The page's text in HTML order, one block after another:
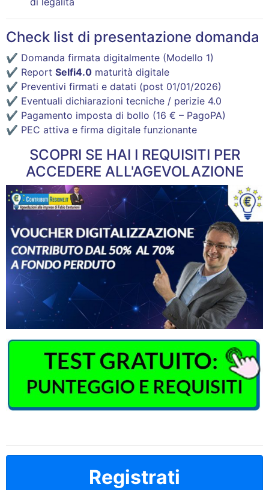
Check list di presentazione domanda
✔ Domanda firmata digitalmente (Modello 1)
✔ Report Selfi4.0 maturità digitale
✔ Preventivi firmati e datati (post 01/01/2026)
✔ Eventuali dichiarazioni tecniche / perizie 4.0
✔ Pagamento imposta di bollo (16 € – PagoPA)
✔ PEC attiva e firma digitale funzionante
SCOPRI SE HAI I REQUISITI PER
ACCEDERE ALL'AGEVOLAZIONE
Registrati